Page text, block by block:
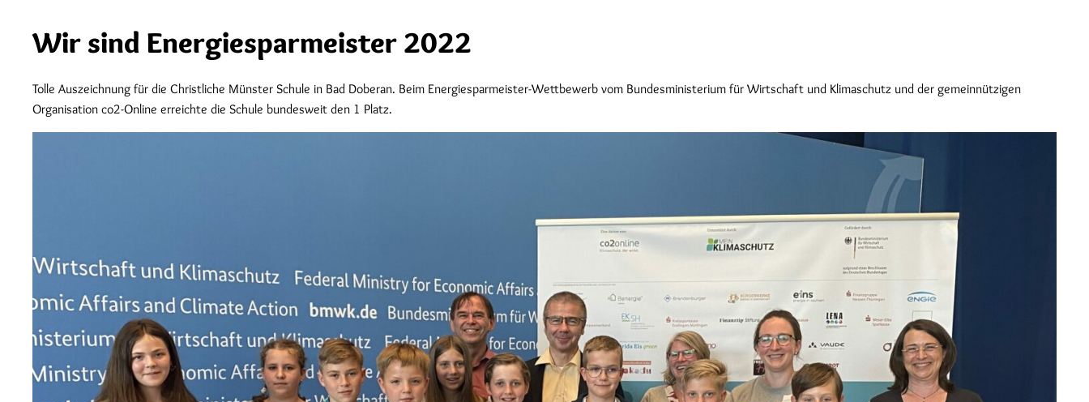
Wir sind Energiesparmeister 2022
Tolle Auszeichnung für die Christliche Münster Schule in Bad Doberan. Beim Energiesparmeister-Wettbewerb vom Bundesministerium für Wirtschaft und Klimaschutz und der gemeinnützigen
Organisation co2-Online erreichte die Schule bundesweit den 1 Platz.